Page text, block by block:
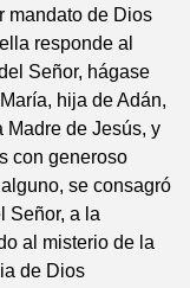
mandato de Dios
responde al
Señor, hágase
hija de Adán,
Madre de Jesús, y
con generoso
se consagró
Señor, a la
al misterio de la
de Dios